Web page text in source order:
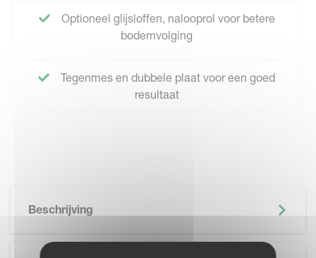
Optioneel glijsloffen, nalooprol voor betere
bodemvolging
Tegenmes en dubbele plaat voor een goed
resultaat
Beschrijving